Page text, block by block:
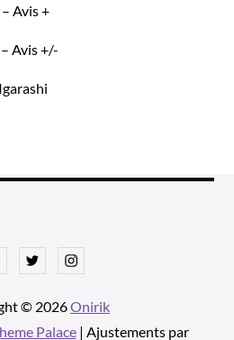
Avis +
Avis +/-
TwitterInstagram
© 2026Onirik
Palace| Ajustements par